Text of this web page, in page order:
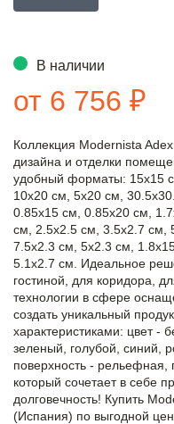
В наличии
от 6 756 ₽
Коллекция Modernista
дизайна и отделки
удобный форматы: 15x15
10x20 см, 5x20 см,
0.85x15 см, 0.85x20 см,
см, 2.5x2.5 см, 3.5x2.7 см,
7.5x2.3 см, 5x2.3 см,
5.1x2.7 см. Идеальное
гостиной, для коридора,
технологии в сфере
создать уникальный
характеристиками: цвет -
зеленый, голубой, синий,
поверхность - рельефная,
который сочетает в себе
долговечность! Купить
(Испания) по выгодной